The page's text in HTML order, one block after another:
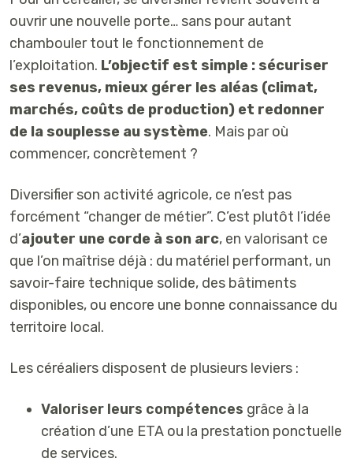
ouvrir une nouvelle porte… sans pour autant
chambouler tout le fonctionnement de
l’exploitation. L’objectif est simple : sécuriser
ses revenus, mieux gérer les aléas (climat,
marchés, coûts de production) et redonner
de la souplesse au système. Mais par où
commencer, concrètement ?
Diversifier son activité agricole, ce n’est pas
forcément “changer de métier”. C’est plutôt l’idée
d’ajouter une corde à son arc, en valorisant ce
que l’on maîtrise déjà : du matériel performant, un
savoir-faire technique solide, des bâtiments
disponibles, ou encore une bonne connaissance du
territoire local.
Les céréaliers disposent de plusieurs leviers :
Valoriser leurs compétences grâce à la
création d’une ETA ou la prestation ponctuelle
de services.